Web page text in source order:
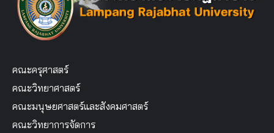
คณะครุศาสตร์
คณะวิทยาศาสตร์
คณะมนุษยศาสตร์และสังคมศาสตร์
คณะวิทยาการจัดการ